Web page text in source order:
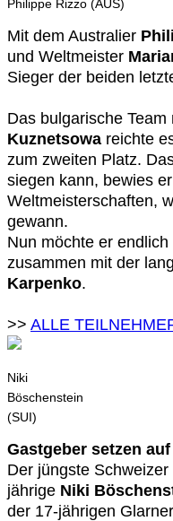
Philippe Rizzo (AUS)
Mit dem Australier
und Weltmeister
Sieger der beiden
Das bulgarische
Kuznetsowa reichte
zum zweiten Platz.
siegen kann, bewies
Weltmeisterschaften,
gewann.
Nun möchte er
zusammen mit der
Karpenko.
>> ALLE
Niki
Böschenstein
(SUI)
Gastgeber setzen
Der jüngste
jährige Niki
der 17-jährigen